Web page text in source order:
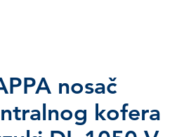
nosač
kofera